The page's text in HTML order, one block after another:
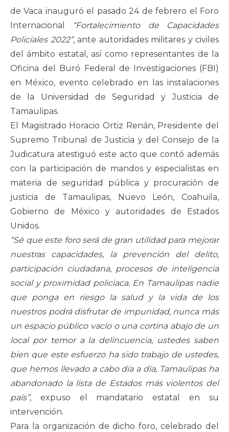
de Vaca inauguró el pasado 24 de febrero el Foro
Internacional
“Fortalecimiento de Capacidades
Policiales 2022”, ante autoridades militares y civiles
del ámbito estatal, así como representantes de la
Oficina del Buró Federal de Investigaciones (FBI)
en México, evento celebrado en las instalaciones
de la Universidad de Seguridad y Justicia de
Tamaulipas.
El Magistrado Horacio Ortiz Renán, Presidente del
Supremo Tribunal de Justicia y del Consejo de la
Judicatura atestiguó este acto que contó además
con la participación de mandos y especialistas en
materia de seguridad pública y procuración de
justicia de Tamaulipas, Nuevo León, Coahuila,
Gobierno de México y autoridades de Estados
Unidos.
“Sé que este foro será de gran utilidad para mejorar
nuestras capacidades, la prevención del delito,
participación ciudadana, procesos de inteligencia
social y proximidad policiaca. En Tamaulipas nadie
que ponga en riesgo la salud y la vida de los
nuestros podrá disfrutar de impunidad, nunca más
un espacio público vacío o una cortina abajo de un
local por temor a la delincuencia, ustedes saben
bien que este esfuerzo ha sido trabajo de ustedes,
que hemos llevado a cabo día a día, Tamaulipas ha
abandonado la lista de Estados más violentos del
país”, expuso el mandatario estatal en su
intervención.
Para la organización de dicho foro, celebrado del